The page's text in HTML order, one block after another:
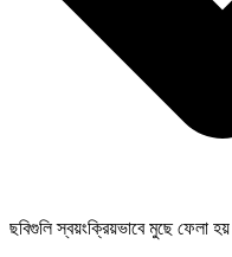
ছবিগুলি স্বয়ংক্রিয়ভাবে মুছে ফেলা হয়